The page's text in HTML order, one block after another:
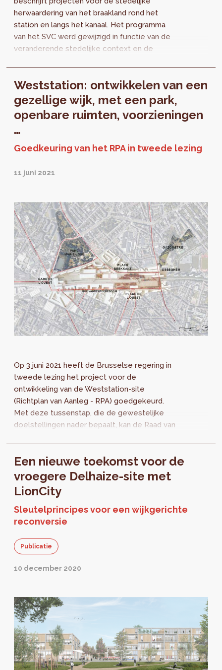
herwaardering van het braakland rond het
station en langs het kanaal. Het programma
van het SVC werd gewijzigd in functie van de
veranderende stedelijke context en de
Weststation: ontwikkelen van een
gezellige wijk, met een park,
openbare ruimten, voorzieningen
…
Goedkeuring van het RPA in tweede lezing
11 juni 2021
Op 3 juni 2021 heeft de Brusselse regering in
tweede lezing het project voor de
ontwikkeling van de Weststation-site
(Richtplan van Aanleg - RPA) goedgekeurd.
Met deze tussenstap, die de gewestelijke
doelstellingen nader bepaalt, kan de Raad van
een derde en laatste lezing aan de regering
worden voorgelegd.
Een nieuwe toekomst voor de
vroegere Delhaize-site met
LionCity
Sleutelprincipes voor een wijkgerichte
reconversie
Publicatie
10 december 2020